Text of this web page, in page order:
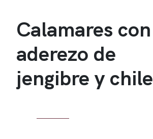
Calamares con
aderezo de
jengibre y chile